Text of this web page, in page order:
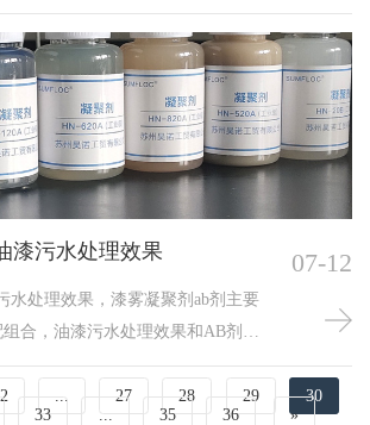
漆颗粒的表面，而亲水基团则伸
粒的表面张力，消除漆雾粒子粘
B剂会凝聚小絮状漆树脂胶体上
的分离，下面水质清澈循环利用。
漆污水处理效果
水处理效果，漆雾凝聚剂ab剂主要
合，油漆污水处理效果和AB剂的
澈的AB剂成份中，A剂对油漆的
絮团理想，漆雾凝聚剂ab剂成分在
07-12
2 ... 27 28 29
30
33 ... 35 36 »